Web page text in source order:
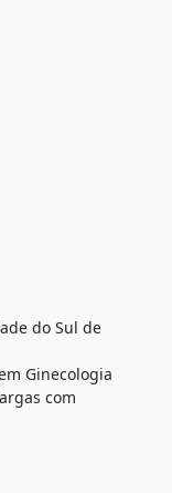
do Sul de
Ginecologia
com